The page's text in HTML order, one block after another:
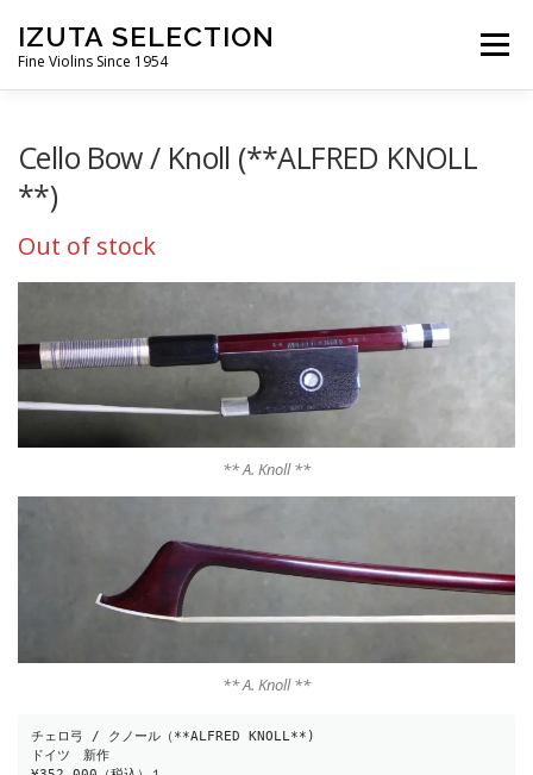
ン
IZUTA SELECTION
Fine Violins Since 1954
メニュ
Cello Bow / Knoll (**ALFRED KNOLL
**)
Out of stock
** A. Knoll **
** A. Knoll **
チェロ弓 / クノール（**ALFRED KNOLL**)
ドイツ　新作